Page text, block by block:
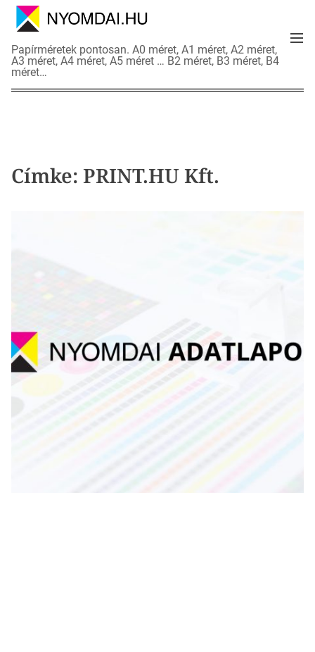
N
y
o
m
d
Papírméretek pontosan. A0 méret, A1 méret, A2 méret,
A3 méret, A4 méret, A5 méret … B2 méret, B3 méret, B4
méret…
M
Címke: PRINT.HU Kft.